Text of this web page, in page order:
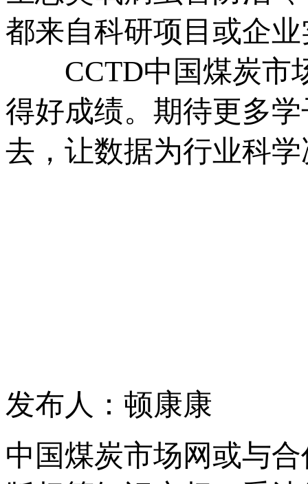
都来自科研项目或企
CCTD中国煤炭市场
得好成绩。期待更多
去，让数据为行业科
发布人：顿康康
中国煤炭市场网或与